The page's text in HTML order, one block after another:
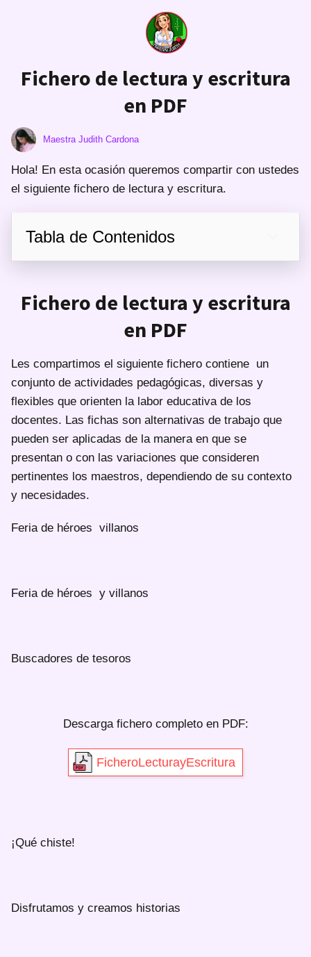
Fichero de lectura y escritura
en PDF
Maestra Judith Cardona
Hola! En esta ocasión queremos compartir con ustedes
el siguiente fichero de lectura y escritura.
Tabla de Contenidos
Fichero de lectura y escritura
en PDF
Les compartimos el siguiente fichero contiene un
conjunto de actividades pedagógicas, diversas y
flexibles que orienten la labor educativa de los
docentes. Las fichas son alternativas de trabajo que
pueden ser aplicadas de la manera en que se
presentan o con las variaciones que consideren
pertinentes los maestros, dependiendo de su contexto
y necesidades.
Feria de héroes villanos
Feria de héroes y villanos
Buscadores de tesoros
Descarga fichero completo en PDF:
FicheroLecturayEscritura
¡Qué chiste!
Disfrutamos y creamos historias